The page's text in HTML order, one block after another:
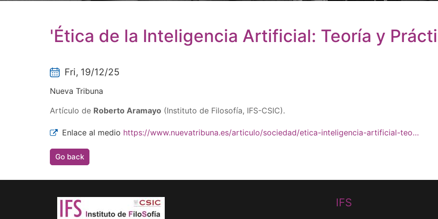
'Ética de la Inteligencia Artificial: Teoría y
Fri, 19/12/25
Nueva Tribuna
Artículo de Roberto Aramayo (Instituto de Filosofía, IFS-CSIC).
Enlace al medio https://www.nuevatribuna.es/articulo/sociedad/etica-inteligencia-artificial-teo…
Go back
IFS